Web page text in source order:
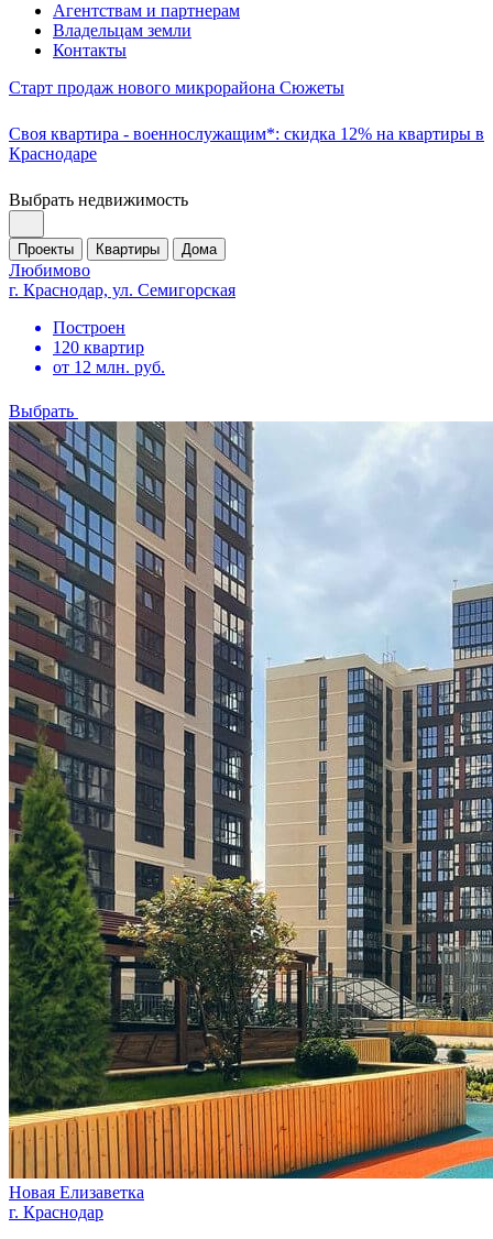
Агентствам и партнерам
Владельцам земли
Контакты
Старт продаж нового микрорайона Сюжеты
Своя квартира - военнослужащим*: скидка 12% на квартиры в
Краснодаре
Выбрать недвижимость
Проекты Квартиры Дома
Любимово
г. Краснодар, ул. Семигорская
Построен
120 квартир
от 12 млн. руб.
Выбрать
Новая Елизаветка
г. Краснодар